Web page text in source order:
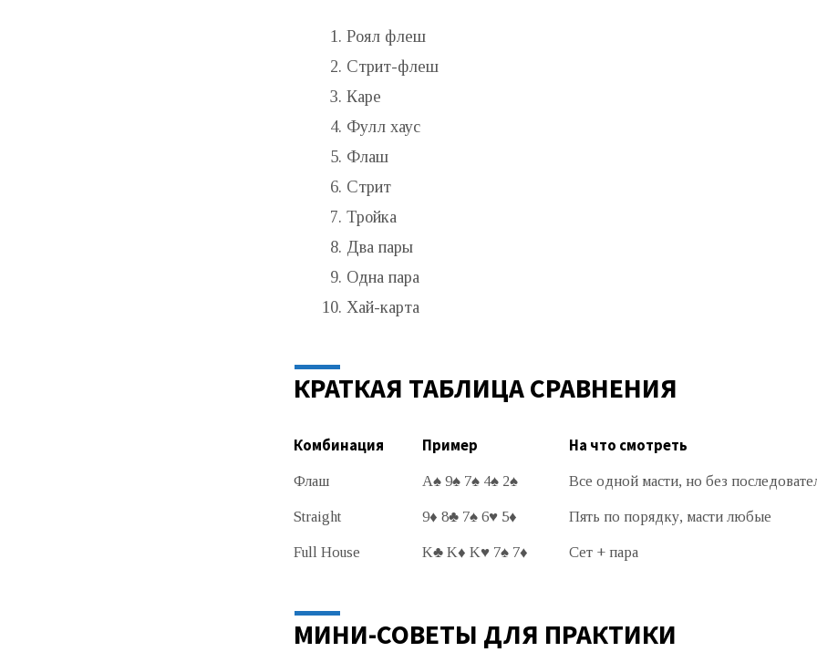
Роял флеш
Стрит-флеш
Каре
Фулл хаус
Флаш
Стрит
Тройка
Два пары
Одна пара
Хай-карта
КРАТКАЯ ТАБЛИЦА СРАВНЕНИЯ
Комбинация Пример На что смотреть
Флаш A♠ 9♠ 7♠ 4♠ 2♠ Все одной масти, но без
Straight 9♦ 8♣ 7♠ 6♥ 5♦ Пять по порядку, масти любые
Full House K♣ K♦ K♥ 7♠ 7♦ Сет + пара
МИНИ-СОВЕТЫ ДЛЯ ПРАКТИКИ